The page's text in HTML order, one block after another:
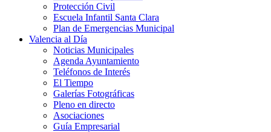
Protección Civil
Escuela Infantil Santa Clara
Plan de Emergencias Municipal
Valencia al Día
Noticias Municipales
Agenda Ayuntamiento
Teléfonos de Interés
El Tiempo
Galerías Fotográficas
Pleno en directo
Asociaciones
Guía Empresarial